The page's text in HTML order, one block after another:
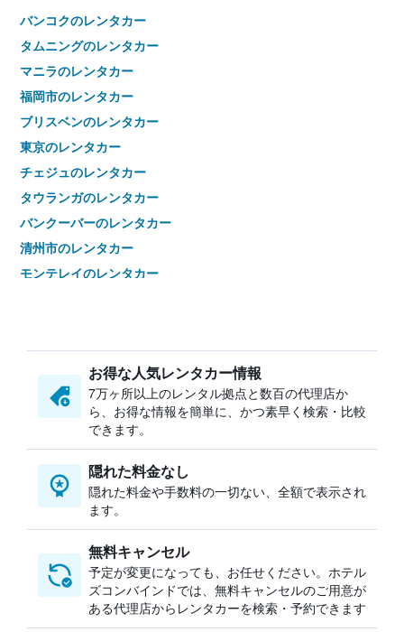
バンコクのレンタカー
タムニングのレンタカー
マニラのレンタカー
福岡市のレンタカー
ブリスベンのレンタカー
東京のレンタカー
チェジュのレンタカー
タウランガのレンタカー
バンクーバーのレンタカー
清州市のレンタカー
モンテレイのレンタカー
名古屋市のレンタカー
オークランドのレンタカー
ケアンズのレンタカー
クイーンズタウンのレンタカー
カポレイのレンタカー
チェンマイのレンタカー
パリのレンタカー
お得な人気レンタカー情報
7万ヶ所以上のレンタル拠点と数百の代理店か
ら、お得な情報を簡単に、かつ素早く検索・比較
できます。
隠れた料金なし
隠れた料金や手数料の一切ない、全額で表示され
ます。
無料キャンセル
予定が変更になっても、お任せください。ホテル
ズコンバインドでは、無料キャンセルのご用意が
ある代理店からレンタカーを検索・予約できます